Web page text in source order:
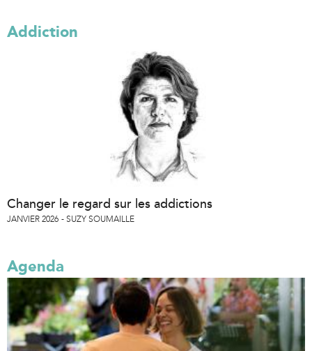
Addiction
Changer le regard sur les addictions
JANVIER 2026 SUZY SOUMAILLE
Agenda